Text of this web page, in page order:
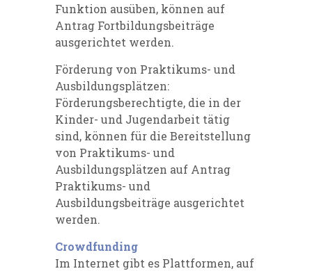
Funktion ausüben, können auf
Antrag Fortbildungsbeiträge
ausgerichtet werden.
Förderung von Praktikums- und
Ausbildungsplätzen:
Förderungsberechtigte, die in der
Kinder- und Jugendarbeit tätig
sind, können für die Bereitstellung
von Praktikums- und
Ausbildungsplätzen auf Antrag
Praktikums- und
Ausbildungsbeiträge ausgerichtet
werden.
Crowdfunding
Im Internet gibt es Plattformen, auf